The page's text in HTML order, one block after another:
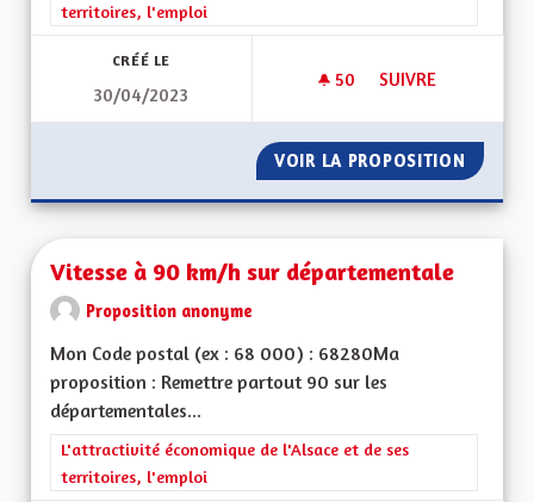
territoires, l'emploi
CRÉÉ LE
30/04/2023
50 50 ABONNÉS
SUIVRE
VOIR LA PROPOSITION
Vitesse à 90 km/h sur départementale
Proposition anonyme
Mon Code postal (ex : 68 000) : 68280Ma
proposition : Remettre partout 90 sur les
départementales...
Filtrer les résultats de la catégorie : L'attractivité
L'attractivité économique de l'Alsace et de ses
territoires, l'emploi